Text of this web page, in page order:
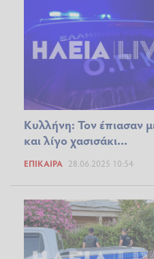
Κυλλήνη: Τον έπιασαν
και λίγο χασισάκι...
ΕΠΊΚΑΙΡΑ 28.06.2025 10:54